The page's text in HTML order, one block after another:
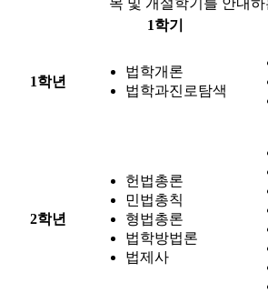
목 및 개설학기를 안내하
1학기
1학년
법학개론
법학과진로탐색
2학년
헌법총론
민법총칙
형법총론
법학방법론
법제사